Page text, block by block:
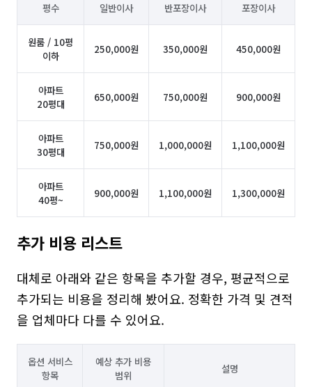
평수 일반이사 반포장이사 포장이사
원룸 / 10평
이하
250,000원 350,000원 450,000원
아파트
20평대
650,000원 750,000원 900,000원
아파트
30평대
750,000원 1,000,000원 1,100,000원
아파트
40평~
900,000원 1,100,000원 1,300,000원
추가 비용 리스트
대체로 아래와 같은 항목을 추가할 경우, 평균적으로
추가되는 비용을 정리해 봤어요. 정확한 가격 및 견적
을 업체마다 다를 수 있어요.
옵션 서비스
항목
예상 추가 비용
범위
설명